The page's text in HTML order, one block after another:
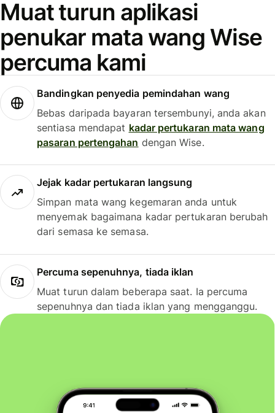
Muat turun aplikasi
penukar mata wang Wise
percuma kami
Bandingkan penyedia pemindahan wang
Bebas daripada bayaran tersembunyi, anda akan
sentiasa mendapat kadar pertukaran mata wang
pasaran pertengahan dengan Wise.
Jejak kadar pertukaran langsung
Simpan mata wang kegemaran anda untuk
menyemak bagaimana kadar pertukaran berubah
dari semasa ke semasa.
Percuma sepenuhnya, tiada iklan
Muat turun dalam beberapa saat. Ia percuma
sepenuhnya dan tiada iklan yang mengganggu.